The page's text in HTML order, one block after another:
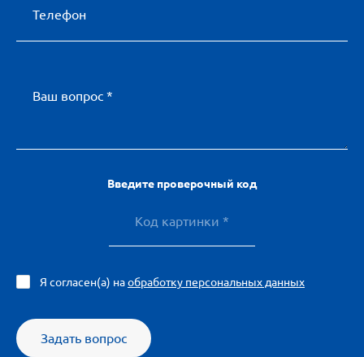
Телефон
Ваш вопрос *
Введите проверочный код
Задать вопрос
Я согласен(а) наобработку персональных данных